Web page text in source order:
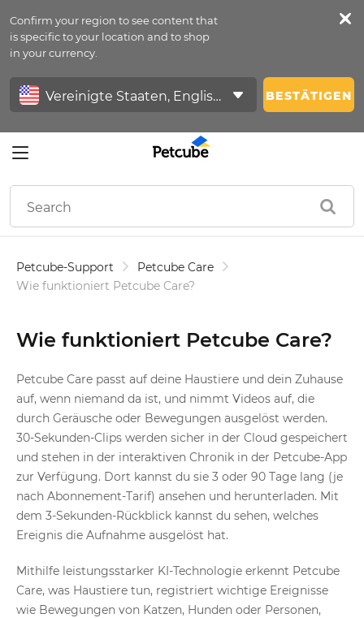
Confirm your region to see content that
is specific to your location and to shop
in your currency.
BESTÄTIGEN
Petfeed
Anmelden
Petcube-Support
Petcube Care
Wie funktioniert Petcube Care?
Wie funktioniert Petcube Care?
Petcube Care passt auf deine Haustiere und dein Zuhause
auf, wenn niemand da ist, und nimmt Videos auf, die
durch Geräusche oder Bewegungen ausgelöst werden.
30-Sekunden-Clips werden sicher in der Cloud gespeichert
und stehen in der interaktiven Chronik in der Petcube-App
zur Verfügung. Dort kannst du sie 3 oder 90 Tage lang (je
nach Abonnement-Tarif) ansehen und herunterladen. Mit
dem 3-Sekunden-Rückblick kannst du sehen, welches
Ereignis die Aufnahme ausgelöst hat.
Mithilfe leistungsstarker KI-Technologie erkennt Petcube
Care, was Haustiere tun, registriert wichtige Ereignisse
wie Bewegungen von Katzen, Hunden oder Personen,